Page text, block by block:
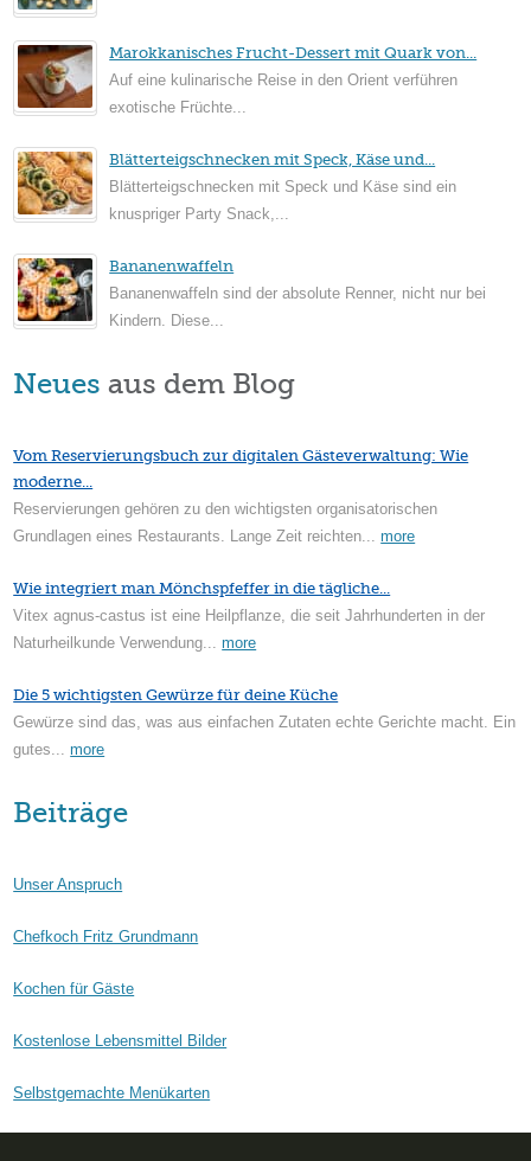
Marokkanisches Frucht-Dessert mit Quark von...
Auf eine kulinarische Reise in den Orient verführen
exotische Früchte...
Blätterteigschnecken mit Speck, Käse und...
Blätterteigschnecken mit Speck und Käse sind ein
knuspriger Party Snack,...
Bananenwaffeln
Bananenwaffeln sind der absolute Renner, nicht nur bei
Kindern. Diese...
Neues aus dem Blog
Vom Reservierungsbuch zur digitalen Gästeverwaltung: Wie
moderne...
Reservierungen gehören zu den wichtigsten organisatorischen
Grundlagen eines Restaurants. Lange Zeit reichten...more
Wie integriert man Mönchspfeffer in die tägliche...
Vitex agnus-castus ist eine Heilpflanze, die seit Jahrhunderten in der
Naturheilkunde Verwendung...more
Die 5 wichtigsten Gewürze für deine Küche
Gewürze sind das, was aus einfachen Zutaten echte Gerichte macht. Ein
gutes...more
Beiträge
Unser Anspruch
Chefkoch Fritz Grundmann
Kochen für Gäste
Kostenlose Lebensmittel Bilder
Selbstgemachte Menükarten